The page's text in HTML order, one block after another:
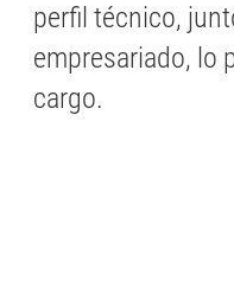
perfil técnico,
empresariado, lo
cargo.